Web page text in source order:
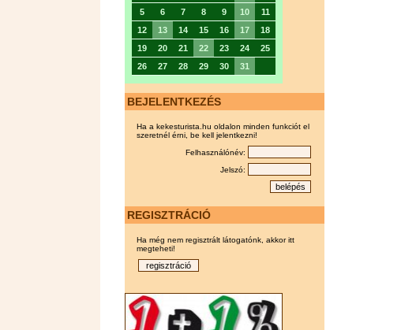
5
6 7 8 9 10
11
12
13 14 15 16 17
18
19
20 21 22 23 24
25
26
27 28 29 30 31
BEJELENTKEZÉS
Ha a kekesturista.hu oldalon minden funkciót el
szeretnél érni, be kell jelentkezni!
Felhasználónév:
Jelszó:
REGISZTRÁCIÓ
Ha még nem regisztrált látogatónk, akkor itt
megteheti!